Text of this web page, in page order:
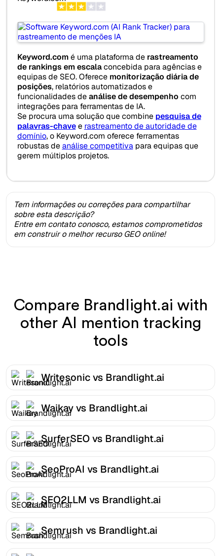
Keyword.comé uma plataforma de rastreamento
de rankings em escalaconcebida para agências e
equipas de SEO. Oferece monitorização diária de
posições, relatórios automatizados e
funcionalidades deanálise de desempenho com
integrações para ferramentas de IA.
Se procura uma solução que combine pesquisa de
palavras-chavee rastreamento de autoridade de
domínio, o Keyword.com oferece ferramentas
robustas deanálise competitivapara equipas que
gerem múltiplos projetos.
Tem informações ou correções para compartilhar
sobre esta descrição?
Entre em contato conosco, estamos comprometidos
em construir o melhor recurso GEO online!
Compare Brandlight.ai with
other AI mention tracking
tools
Writesonic vs Brandlight.ai
Waikay vs Brandlight.ai
SurferSEO vs Brandlight.ai
SeoProAI vs Brandlight.ai
SEO2LLM vs Brandlight.ai
Semrush vs Brandlight.ai